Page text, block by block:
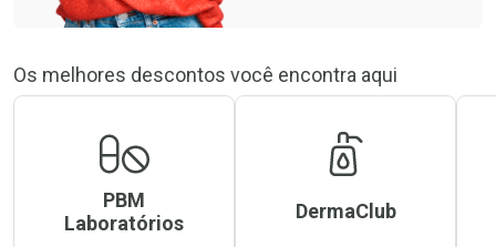
Os melhores descontos você encontra aqui
PBM
Laboratórios
DermaClub